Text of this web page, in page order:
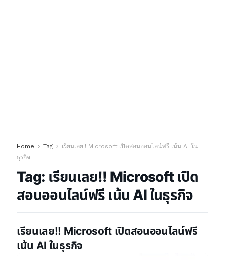
Home Tag
เรียนเลย!! Microsoft เปิดสอนออนไลน์ฟรี เน้น AI ใน
ธุรกิจ
Tag: เรียนเลย!! Microsoft เปิด
สอนออนไลน์ฟรี เน้น AI ในธุรกิจ
เรียนเลย!! Microsoft เปิดสอนออนไลน์ฟรี
เน้น AI ในธุรกิจ